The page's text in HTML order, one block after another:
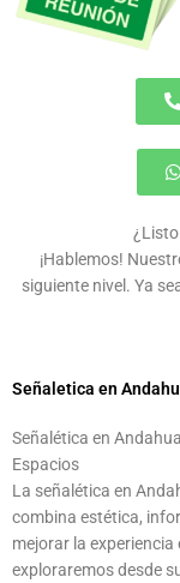
¡Hablemos!
siguiente nivel. Ya
Señaletica en
Señalética en
Espacios
La señalética en
combina estética,
mejorar la experiencia
exploraremos desde